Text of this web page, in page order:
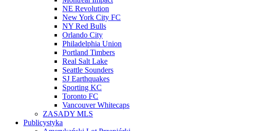
NE Revolution
New York City FC
NY Red Bulls
Orlando City
Philadelphia Union
Portland Timbers
Real Salt Lake
Seattle Sounders
SJ Earthquakes
Sporting KC
Toronto FC
Vancouver Whitecaps
ZASADY MLS
Publicystyka